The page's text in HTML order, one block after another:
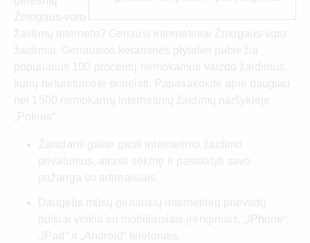
Žmogaus-voro
žaidimų internete? Geriausi internetiniai Žmogaus-voro
žaidimai. Geriausios keraminės plytelės pabrėžia
populiarius 100 procentų nemokamus vaizdo žaidimus,
kurių neturėtumėte praleisti. Papasakokite apie daugiau
nei 1500 nemokamų internetinių žaidimų naršyklėje
„Pokies“.
Žaisdami galite gauti internetinio žaidimo
privalumus, atrasti sėkmę ir pasidalyti savo
pažanga su artimaisiais.
Daugelis mūsų geriausių internetinių prievadų
puikiai veikia su mobiliaisiais įrenginiais, „iPhone“,
„iPad“ ir „Android“ telefonais.